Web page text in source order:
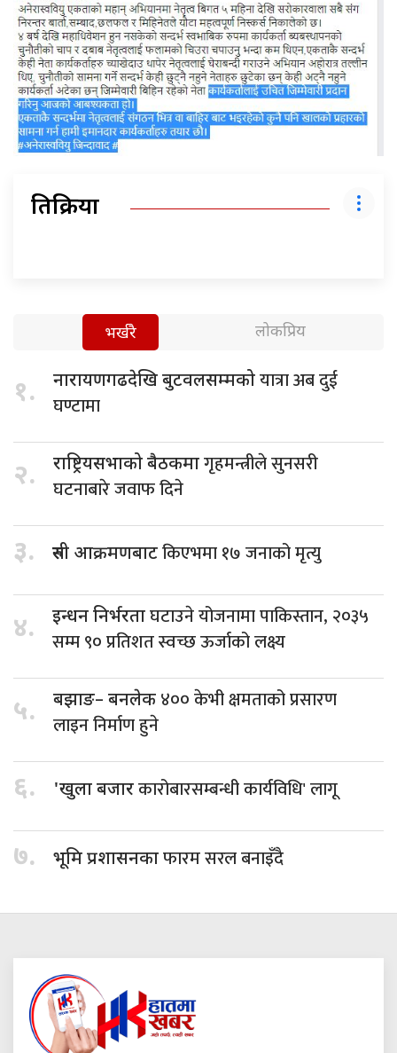
प्रतिक्रिया
भर्खरै लोकप्रिय
१. नारायणगढदेखि बुटवलसम्मकोयात्रा अब दुई
घण्टामा
२. राष्ट्रियसभाको बैठकमागृहमन्त्रीले सुनसरी
घटनाबारे जवाफ दिने
३. रुसी आक्रमणबाटकिएभमा १७ जनाको मृत्यु
४. इन्धन निर्भरताघटाउने योजनामा पाकिस्तान, २०३५
सम्म ९० प्रतिशत स्वच्छ ऊर्जाको लक्ष्य
५. बझाङ– बनलेक ४०० केभी क्षमताको प्रसारण
लाइन निर्माण हुने
६. 'खुला बजारकारोबारसम्बन्धी कार्यविधि' लागू
७. भूमि प्रशासनकाफारम सरल बनाइँदै